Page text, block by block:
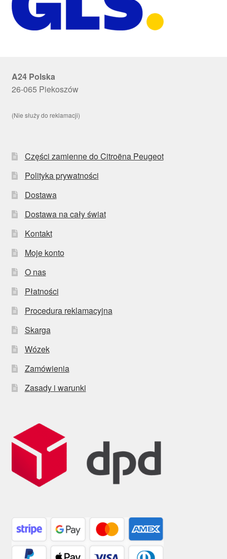
A24 Polska
26-065 Piekoszów
(Nie służy do reklamacji)
Części zamienne do Citroëna Peugeot
Polityka prywatności
Dostawa
Dostawa na cały świat
Kontakt
Moje konto
O nas
Płatności
Procedura reklamacyjna
Skarga
Wózek
Zamówienia
Zasady i warunki